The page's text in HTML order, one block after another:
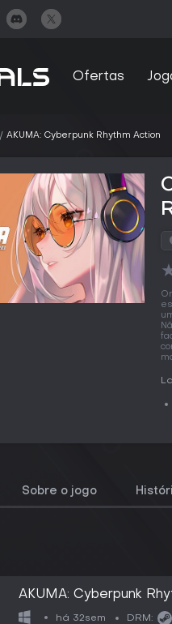
Ofertas
AKUMA: Cyberpunk Rhythm Action
Sobre o jogo
AKUMA: Cyberpunk
há 32sem DRM: